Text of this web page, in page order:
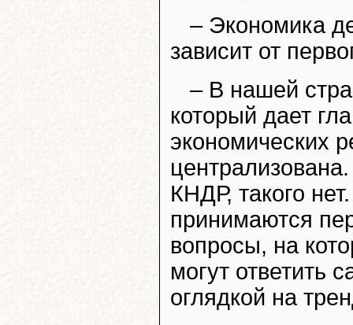
– Экономика
зависит от
– В нашей
который дает
экономических
КНДР, такого
принимаются
вопросы, на
могут ответить
оглядкой на